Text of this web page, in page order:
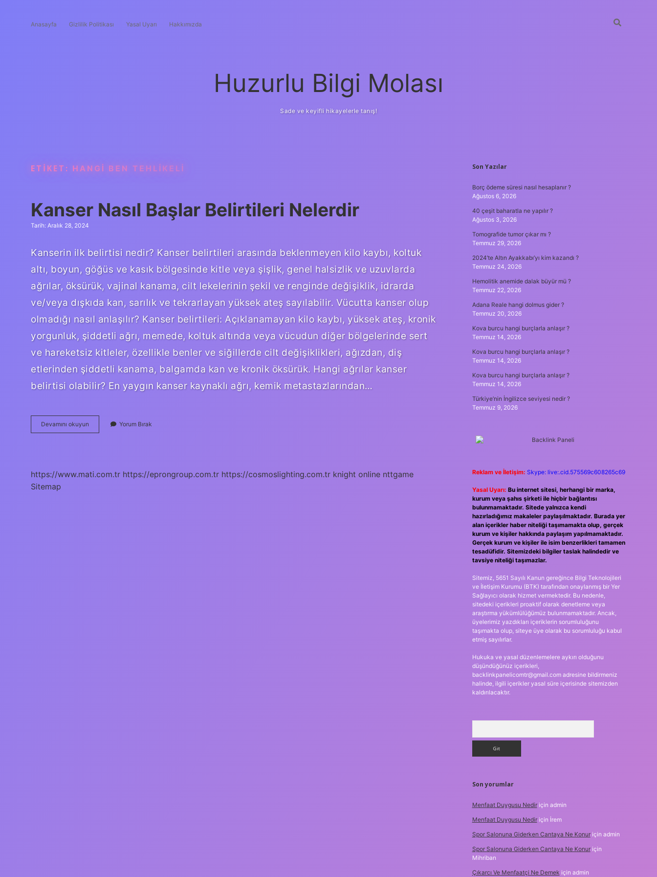
Anasayfa Gizlilik Politikası Yasal Uyarı Hakkımızda
Huzurlu Bilgi Molası
Sade ve keyifli hikayelerle tanış!
ETIKET: HANGI BEN TEHLIKELI
Kanser Nasıl Başlar Belirtileri Nelerdir
Tarih: Aralık 28, 2024
Kanserin ilk belirtisi nedir? Kanser belirtileri arasında beklenmeyen kilo kaybı, koltuk
altı, boyun, göğüs ve kasık bölgesinde kitle veya şişlik, genel halsizlik ve uzuvlarda
ağrılar, öksürük, vajinal kanama, cilt lekelerinin şekil ve renginde değişiklik, idrarda
ve/veya dışkıda kan, sarılık ve tekrarlayan yüksek ateş sayılabilir. Vücutta kanser olup
olmadığı nasıl anlaşılır? Kanser belirtileri: Açıklanamayan kilo kaybı, yüksek ateş, kronik
yorgunluk, şiddetli ağrı, memede, koltuk altında veya vücudun diğer bölgelerinde sert
ve hareketsiz kitleler, özellikle benler ve siğillerde cilt değişiklikleri, ağızdan, diş
etlerinden şiddetli kanama, balgamda kan ve kronik öksürük. Hangi ağrılar kanser
belirtisi olabilir? En yaygın kanser kaynaklı ağrı, kemik metastazlarından…
Devamını okuyun
Nasıl
Yorum Bırak
https://www.mati.com.tr https://eprongroup.com.tr https://cosmoslighting.com.tr knight online nttgame
Sitemap
SIDEBAR
Son Yazılar
Borç ödeme süresi nasıl hesaplanır ?
Ağustos 6, 2026
40 çeşit baharatla ne yapılır ?
Ağustos 3, 2026
Tomografide tumor çıkar mı ?
Temmuz 29, 2026
2024’te Altın Ayakkabı’yı kim kazandı ?
Temmuz 24, 2026
Hemolitik anemide dalak büyür mü ?
Temmuz 22, 2026
Adana Reale hangi dolmus gider ?
Temmuz 20, 2026
Kova burcu hangi burçlarla anlaşır ?
Temmuz 14, 2026
Kova burcu hangi burçlarla anlaşır ?
Temmuz 14, 2026
Kova burcu hangi burçlarla anlaşır ?
Temmuz 14, 2026
Türkiye’nin İngilizce seviyesi nedir ?
Temmuz 9, 2026
Reklam ve İletişim: Skype: live:.cid.575569c608265c69
Yasal Uyarı: Bu internet sitesi, herhangi bir marka,
kurum veya şahıs şirketi ile hiçbir bağlantısı
bulunmamaktadır. Sitede yalnızca kendi
hazırladığımız makaleler paylaşılmaktadır. Burada yer
alan içerikler haber niteliği taşımamakta olup, gerçek
kurum ve kişiler hakkında paylaşım yapılmamaktadır.
Gerçek kurum ve kişiler ile isim benzerlikleri tamamen
tesadüfidir. Sitemizdeki bilgiler taslak halindedir ve
tavsiye niteliği taşımazlar.
Sitemiz, 5651 Sayılı Kanun gereğince Bilgi Teknolojileri
ve İletişim Kurumu (BTK) tarafından onaylanmış bir Yer
Sağlayıcı olarak hizmet vermektedir. Bu nedenle,
sitedeki içerikleri proaktif olarak denetleme veya
araştırma yükümlülüğümüz bulunmamaktadır. Ancak,
üyelerimiz yazdıkları içeriklerin sorumluluğunu
taşımakta olup, siteye üye olarak bu sorumluluğu kabul
etmiş sayılırlar.
Hukuka ve yasal düzenlemelere aykırı olduğunu
düşündüğünüz içerikleri,
backlinkpanelicomtr@gmail.comadresine bildirmeniz
halinde, ilgili içerikler yasal süre içerisinde sitemizden
kaldırılacaktır.
Son yorumlar
Menfaat Duygusu Nediriçin admin
Menfaat Duygusu Nediriçin İrem
Spor Salonuna Giderken Cantaya Ne Konuriçin admin
Spor Salonuna Giderken Cantaya Ne Konuriçin
Mihriban
Çıkarcı Ve Menfaatçi Ne Demek için admin